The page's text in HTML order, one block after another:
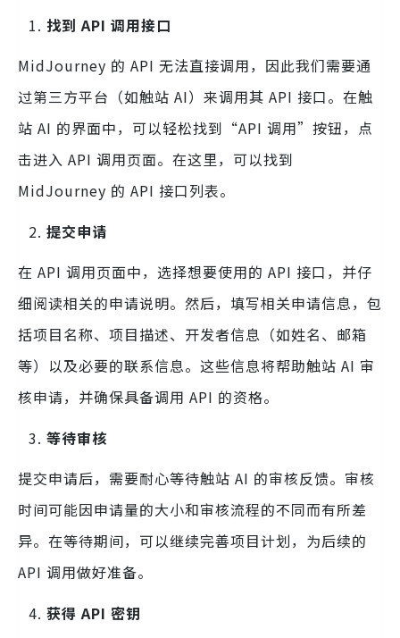
找到 API 调用接口
MidJourney 的 API 无法直接调用，因此我们需要通
过第三方平台（如触站 AI）来调用其 API 接口。在触
站 AI 的界面中，可以轻松找到“API 调用”按钮，点
击进入 API 调用页面。在这里，可以找到
MidJourney 的 API 接口列表。
提交申请
在 API 调用页面中，选择想要使用的 API 接口，并仔
细阅读相关的申请说明。然后，填写相关申请信息，包
括项目名称、项目描述、开发者信息（如姓名、邮箱
等）以及必要的联系信息。这些信息将帮助触站 AI 审
核申请，并确保具备调用 API 的资格。
等待审核
提交申请后，需要耐心等待触站 AI 的审核反馈。审核
时间可能因申请量的大小和审核流程的不同而有所差
异。在等待期间，可以继续完善项目计划，为后续的
API 调用做好准备。
获得 API 密钥